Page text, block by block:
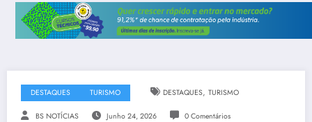
DESTAQUES TURISMO DESTAQUES, TURISMO
BS NOTÍCIAS Junho 24, 2026 0 Comentários